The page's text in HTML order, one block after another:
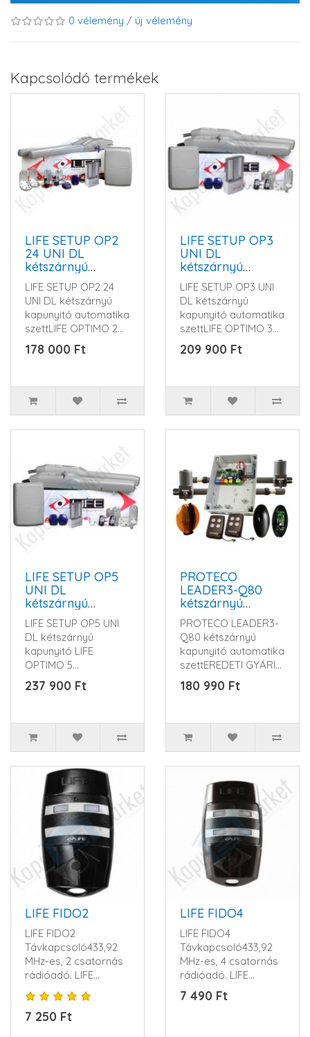
0 vélemény / új vélemény
Kapcsolódó termékek
LIFE SETUP OP2
24 UNI DL
kétszárnyú
kapunyitó
automatika szett
LIFE SETUP OP2 24
UNI DL kétszárnyú
kapunyitó automatika
szettLIFE OPTIMO 2
merevkaros
kapunyitó sze..
178 000 Ft
LIFE SETUP OP3
UNI DL
kétszárnyú
kapunyitó
automatika szett
LIFE SETUP OP3 UNI
DL kétszárnyú
kapunyitó automatika
szettLIFE OPTIMO 3
merevkaros
kapunyitó szett ..
209 900 Ft
LIFE SETUP OP5
UNI DL
kétszárnyú
kapunyitó
automatika szett
LIFE SETUP OP5 UNI
DL kétszárnyú
kapunyitó LIFE
OPTIMO 5
merevkaros
kapunyitó szett 5
237 900 Ft
PROTECO
LEADER3-Q80
kétszárnyú
kapunyitó
automatika szett
PROTECO LEADER3-
Q80 kétszárnyú
kapunyitó automatika
szettEREDETI GYÁRI
KIEGÉSZÍTŐKKELA
szett tartalm..
180 990 Ft
LIFE FIDO2
LIFE FIDO2
Távkapcsoló433,92
MHz-es, 2 csatornás
rádióadó. LIFE
ugrókód rendszerrel.
1 db 12V-os al..
7 250 Ft
LIFE FIDO4
LIFE FIDO4
Távkapcsoló433,92
MHz-es, 4 csatornás
rádióadó. LIFE
ugrókód rendszerrel.
1 db 12V-os alk..
7 490 Ft